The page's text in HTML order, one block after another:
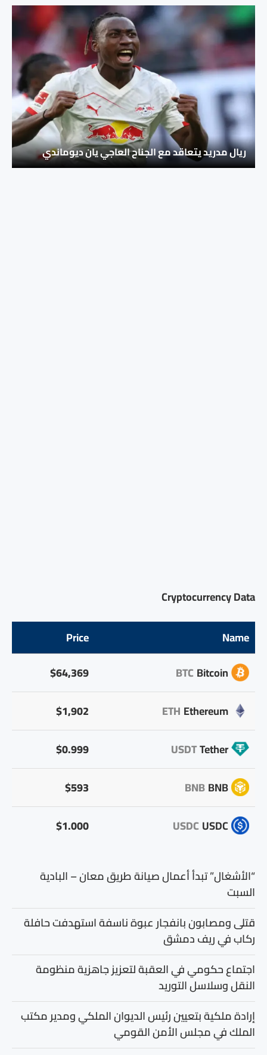
ريال مدريد يتعاقد مع الجناح العاجي يان ديوماندي
Cryptocurrency Data
Name
Price
Bitcoin
BTC
$64,369
Ethereum
ETH
$1,902
Tether
USDT
$0.999
BNB
BNB
$593
USDC
USDC
$1.000
“الأشغال” تبدأ أعمال صيانة طريق معان – البادية
السبت
قتلى ومصابون بانفجار عبوة ناسفة استهدفت حافلة
ركاب في ريف دمشق
اجتماع حكومي في العقبة لتعزيز جاهزية منظومة
النقل وسلاسل التوريد
إرادة ملكية بتعيين رئيس الديوان الملكي ومدير مكتب
الملك في مجلس الأمن القومي